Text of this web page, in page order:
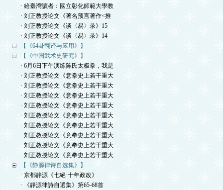
· 給臺灣讀者：國立彰化師範大學教
· 刘正教授论文《著名预言著作<推
· 刘正教授论文《谈〈易〉录》15
· 刘正教授论文《谈〈易〉录》14
【《64卦翻译与应用》】
【《中国武术史研究》】
· 6月6日下午演练陈氏太极拳，我是
· 刘正教授论文《意拳史上若干重大
· 刘正教授论文《意拳史上若干重大
· 刘正教授论文《意拳史上若干重大
· 刘正教授论文《意拳史上若干重大
· 刘正教授论文《意拳史上若干重大
· 刘正教授论文《意拳史上若干重大
· 刘正教授论文《意拳史上若干重大
· 刘正教授论文《意拳史上若干重大
· 刘正教授论文《意拳史上若干重大
【《静源律诗自选集》】
· 京都静源《七絕·十年政改》
· 《靜源律詩自選集》第65-68首